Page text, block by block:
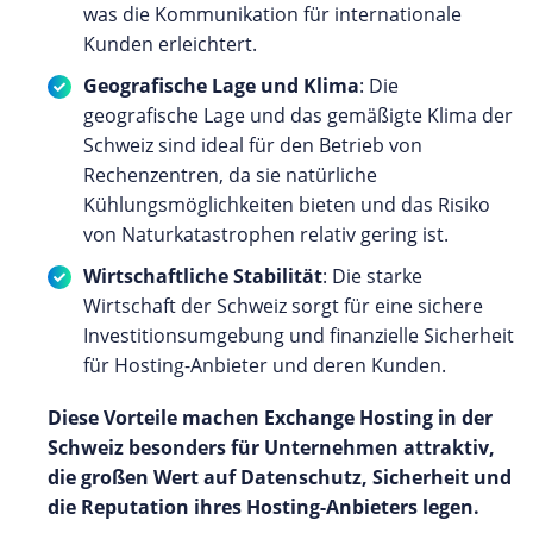
was die Kommunikation für internationale
Kunden erleichtert.
Geografische Lage und Klima: Die
geografische Lage und das gemäßigte Klima der
Schweiz sind ideal für den Betrieb von
Rechenzentren, da sie natürliche
Kühlungsmöglichkeiten bieten und das Risiko
von Naturkatastrophen relativ gering ist.
Wirtschaftliche Stabilität: Die starke
Wirtschaft der Schweiz sorgt für eine sichere
Investitionsumgebung und finanzielle Sicherheit
für Hosting-Anbieter und deren Kunden.
Diese Vorteile machen Exchange Hosting in der
Schweiz besonders für Unternehmen attraktiv,
die großen Wert auf Datenschutz, Sicherheit und
die Reputation ihres Hosting-Anbieters legen.